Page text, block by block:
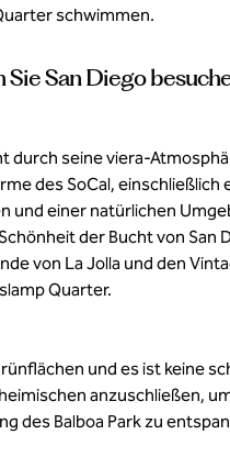
schwimmen.
Sie San Diego
durch seine viera-
des SoCal, einschließlich
und einer natürlichen
der Bucht von San
von La Jolla und den
Quarter.
und es ist keine
anzuschließen,
des Balboa Park zu